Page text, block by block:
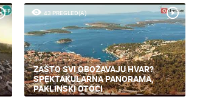
43 PREGLED(A)
ZAŠTO SVI OBOŽAVAJU HVAR?
SPEKTAKULARNA PANORAMA,
PAKLINSKI OTOCI